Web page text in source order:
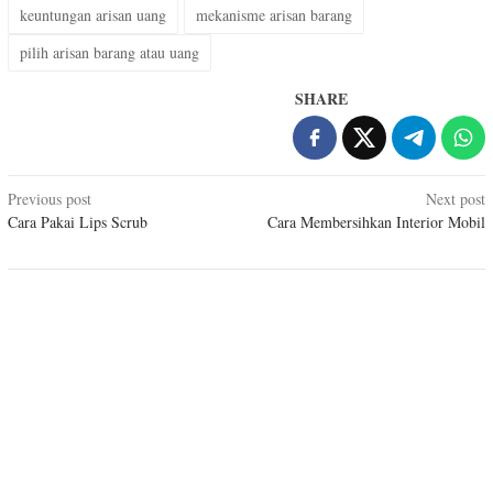
keuntungan arisan uang
mekanisme arisan barang
pilih arisan barang atau uang
SHARE
Post
navigation
Previous post
Cara Pakai Lips Scrub
Next post
Cara Membersihkan Interior Mobil